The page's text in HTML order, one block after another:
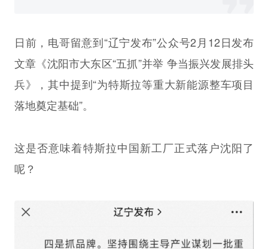
日前，电哥留意到“辽宁发布”公众号2月12日发布
文章《沈阳市大东区“五抓”并举 争当振兴发展排头
兵》，其中提到“为特斯拉等重大新能源整车项目
落地奠定基础”。 ​​​
这是否意味着特斯拉中国新工厂正式落户沈阳了
呢？